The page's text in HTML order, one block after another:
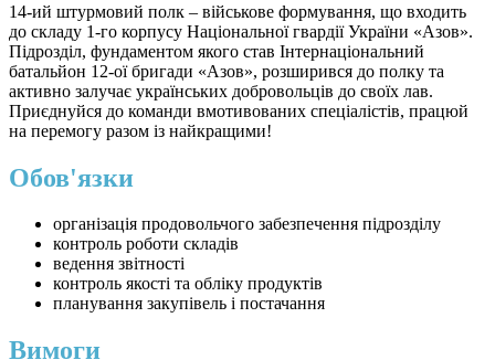
14-ий штурмовий полк – військове формування, що входить
до складу 1-го корпусу Національної гвардії України «Азов».
Підрозділ, фундаментом якого став Інтернаціональний
батальйон 12-ої бригади «Азов», розширився до полку та
активно залучає українських добровольців до своїх лав.
Приєднуйся до команди вмотивованих спеціалістів, працюй
на перемогу разом із найкращими!
Обов'язки
організація продовольчого забезпечення підрозділу
контроль роботи складів
ведення звітності
контроль якості та обліку продуктів
планування закупівель і постачання
Вимоги